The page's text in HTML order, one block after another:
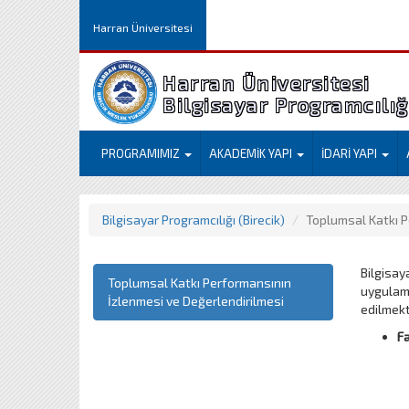
Harran Üniversitesi
Harran Üniversitesi
Bilgisayar
PROGRAMIMIZ AKADEMİK YAPI İDARİ YAPI
Bilgisayar Programcılığı (Birecik) Toplumsal Katkı
Toplumsal Katkı Performansının
İzlenmesi ve Değerlendirilmesi